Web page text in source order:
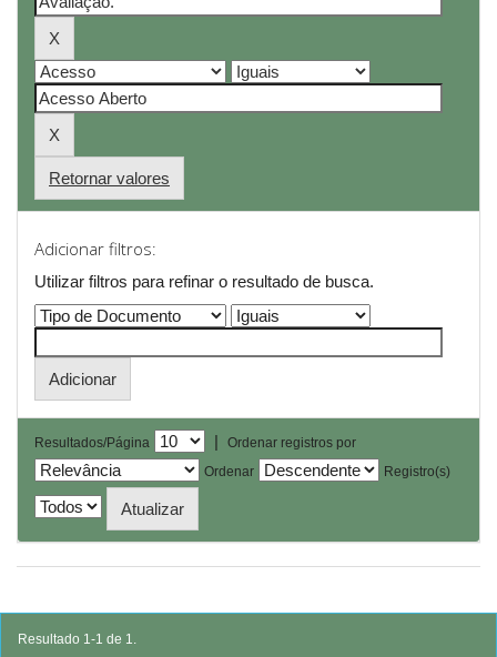
Retornar valores
Adicionar filtros:
Utilizar filtros para refinar o resultado de busca.
Resultados/Página |
Ordenar registros por
Ordenar
Registro(s)
Resultado 1-1 de 1.